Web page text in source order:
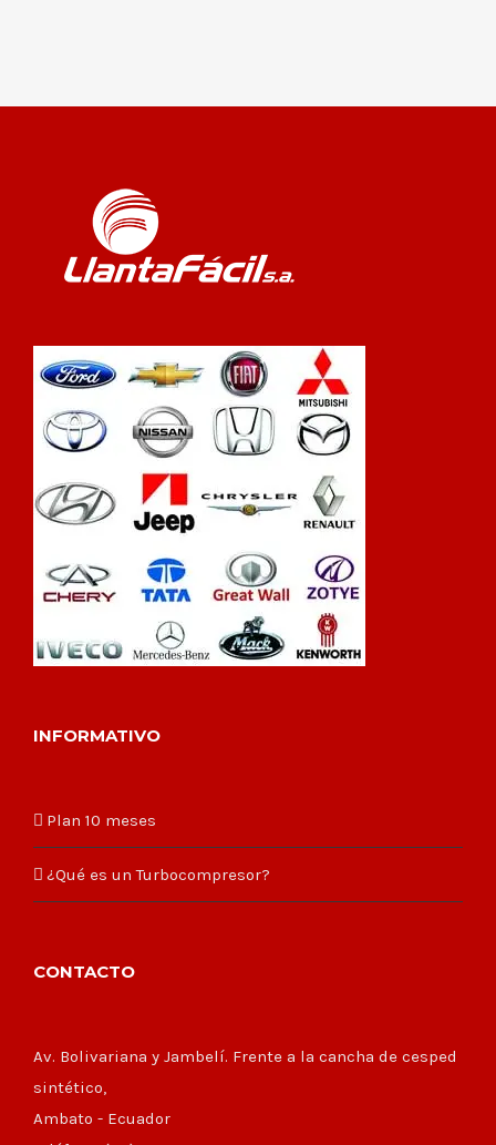
INFORMATIVO
Plan 10 meses
¿Qué es un Turbocompresor?
CONTACTO
Av. Bolivariana y Jambelí. Frente a la cancha de cesped
sintético,
Ambato - Ecuador